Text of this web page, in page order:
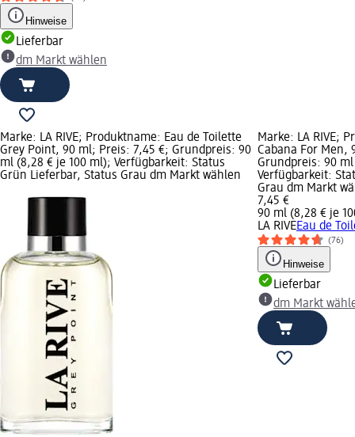
Hinweise
Lieferbar
dm Markt wählen
Marke: LA RIVE; Produktname: Eau de Toilette
Grey Point, 90 ml; Preis: 7,45 €; Grundpreis: 90
ml (8,28 € je 100 ml); Verfügbarkeit: Status
Grün Lieferbar, Status Grau dm Markt wählen
Marke: LA RIVE;
Cabana For Men,
Grundpreis: 90
Verfügbarkeit:
Grau dm Markt
7,45 €
90 ml (8,28 € je
LA RIVEEau de
(76)
Hinweise
Lieferbar
dm Markt